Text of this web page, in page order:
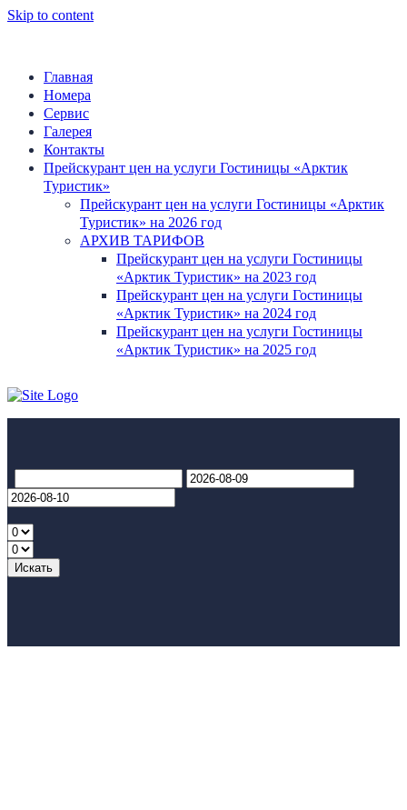
Skip to content
Главная
Номера
Сервис
Галерея
Контакты
Прейскурант цен на услуги Гостиницы «Арктик
Туристик»
Прейскурант цен на услуги Гостиницы «Арктик
Туристик» на 2026 год
АРХИВ ТАРИФОВ
Прейскурант цен на услуги Гостиницы
«Арктик Туристик» на 2023 год
Прейскурант цен на услуги Гостиницы
«Арктик Туристик» на 2024 год
Прейскурант цен на услуги Гостиницы
«Арктик Туристик» на 2025 год
Искать